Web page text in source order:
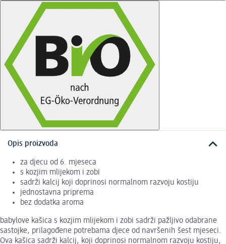
Opis proizvoda
za djecu od 6. mjeseca
s kozjim mlijekom i zobi
sadrži kalcij koji doprinosi normalnom razvoju kostiju
jednostavna priprema
bez dodatka aroma
babylove kašica s kozjim mlijekom i zobi sadrži pažljivo odabrane
sastojke, prilagođene potrebama djece od navršenih šest mjeseci.
Ova kašica sadrži kalcij, koji doprinosi normalnom razvoju kostiju,